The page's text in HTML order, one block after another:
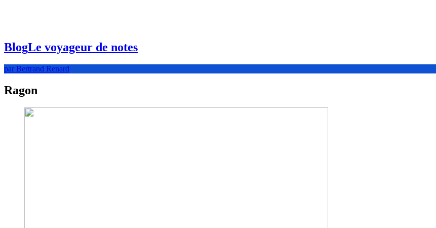
BlogLe voyageur de notes
par Bertrand Renard
Ragon